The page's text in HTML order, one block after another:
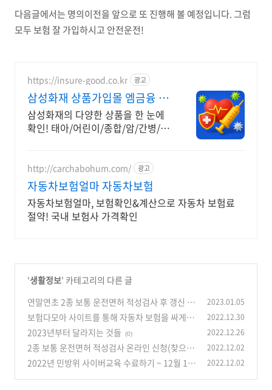
다음글에서는 명의이전을 앞으로 또 진행해 볼 예정입니다. 그럼
모두 보험 잘 가입하시고 안전운전!
https://insure-good.co.kr 광고
삼성화재 상품가입몰 엠금융 태
아어린이/암/종합/간병 등
삼성화재의 다양한 상품을 한 눈에
확인! 태아/어린이/종합/암/간병/치
http://carchabohum.com/ 광고
자동차보험얼마 자동차보험
자동차보험얼마, 보험확인&계산으로 자동차 보험료
절약! 국내 보험사 가격확인
'생활정보' 카테고리의 다른 글
연말연초 2종 보통 운전면허 적성검사 후 갱신 기
다리지 않고 서부운전면허시험장에 가서 면허증
찾기
(0)
2023.01.05
보험다모아 사이트를 통해 자동차 보험을 싸게 가
입하는 방법
(0)
2022.12.30
2023년부터 달라지는 것들 (0) 2022.12.26
2종 보통 운전면허 적성검사 온라인 신청(찾으러
는 가야 함)
(0)
2022.12.02
2022년 민방위 사이버교육 수료하기 ~ 12월 10
2022.12.02